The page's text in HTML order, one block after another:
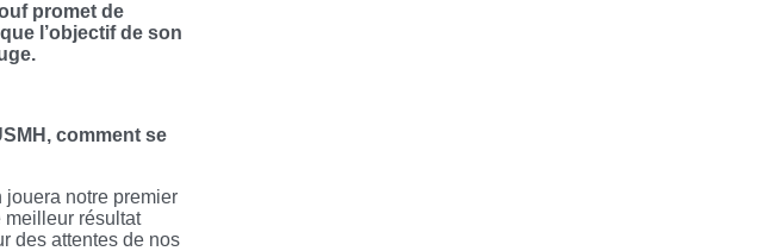
promet de
l’objectif de son
comment se
jouera notre premier
meilleur résultat
des attentes de nos